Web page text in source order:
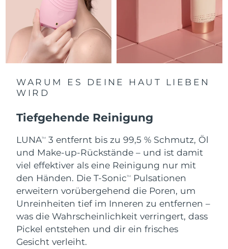
WARUM ES DEINE HAUT LIEBEN
WIRD
Tiefgehende Reinigung
LUNATM
3 entfernt bis zu 99,5 % Schmutz, Öl
und Make-up-Rückstände – und ist damit
viel effektiver als eine Reinigung nur mit
den Händen. Die T-SonicTM
Pulsationen
erweitern vorübergehend die Poren, um
Unreinheiten tief im Inneren zu entfernen –
was die Wahrscheinlichkeit verringert, dass
Pickel entstehen und dir ein frisches
Gesicht verleiht.
Saudi-Arabien 8/11/26
Singapur Erwartete Lieferung 8/12/26
Slowakei Erwartete Lieferung8/10/26
Slowenien
Südafrika Erwartete Lieferung
Südkorea Erwartete Lieferung8/12/26
Spanien Erwartete Lieferung 8/10/26
Schweden
Schweiz Erwartete Lieferung8/10/26
Taiwan Erwartete Lieferung